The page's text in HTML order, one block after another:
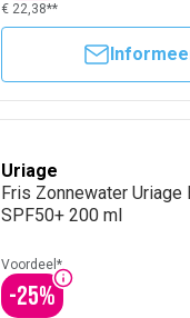
€ 22,38**
Uriage
Fris Zonnewater Uriage
SPF50+ 200 ml
Voordeel*
-25%